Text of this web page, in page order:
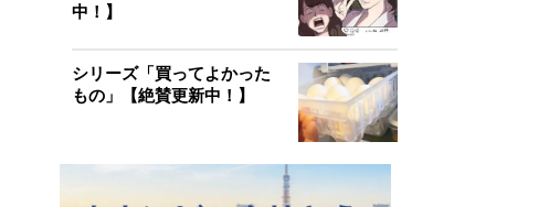
中！】
シリーズ「買ってよかった
もの」【絶賛更新中！】